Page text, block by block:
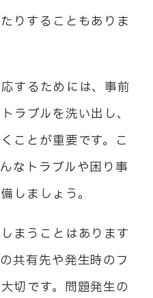
りすることもありま
するためには、事前
ラブルを洗い出し、
ことが重要です。こ
なトラブルや困り事
しましょう。
まうことはあります
共有先や発生時のフ
切です。問題発生の